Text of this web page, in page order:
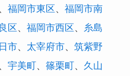
福岡市東区
福岡市南
区 福岡市西区
糸島
市、 太宰府市、 筑紫野
宇美町、 篠栗町、 久山